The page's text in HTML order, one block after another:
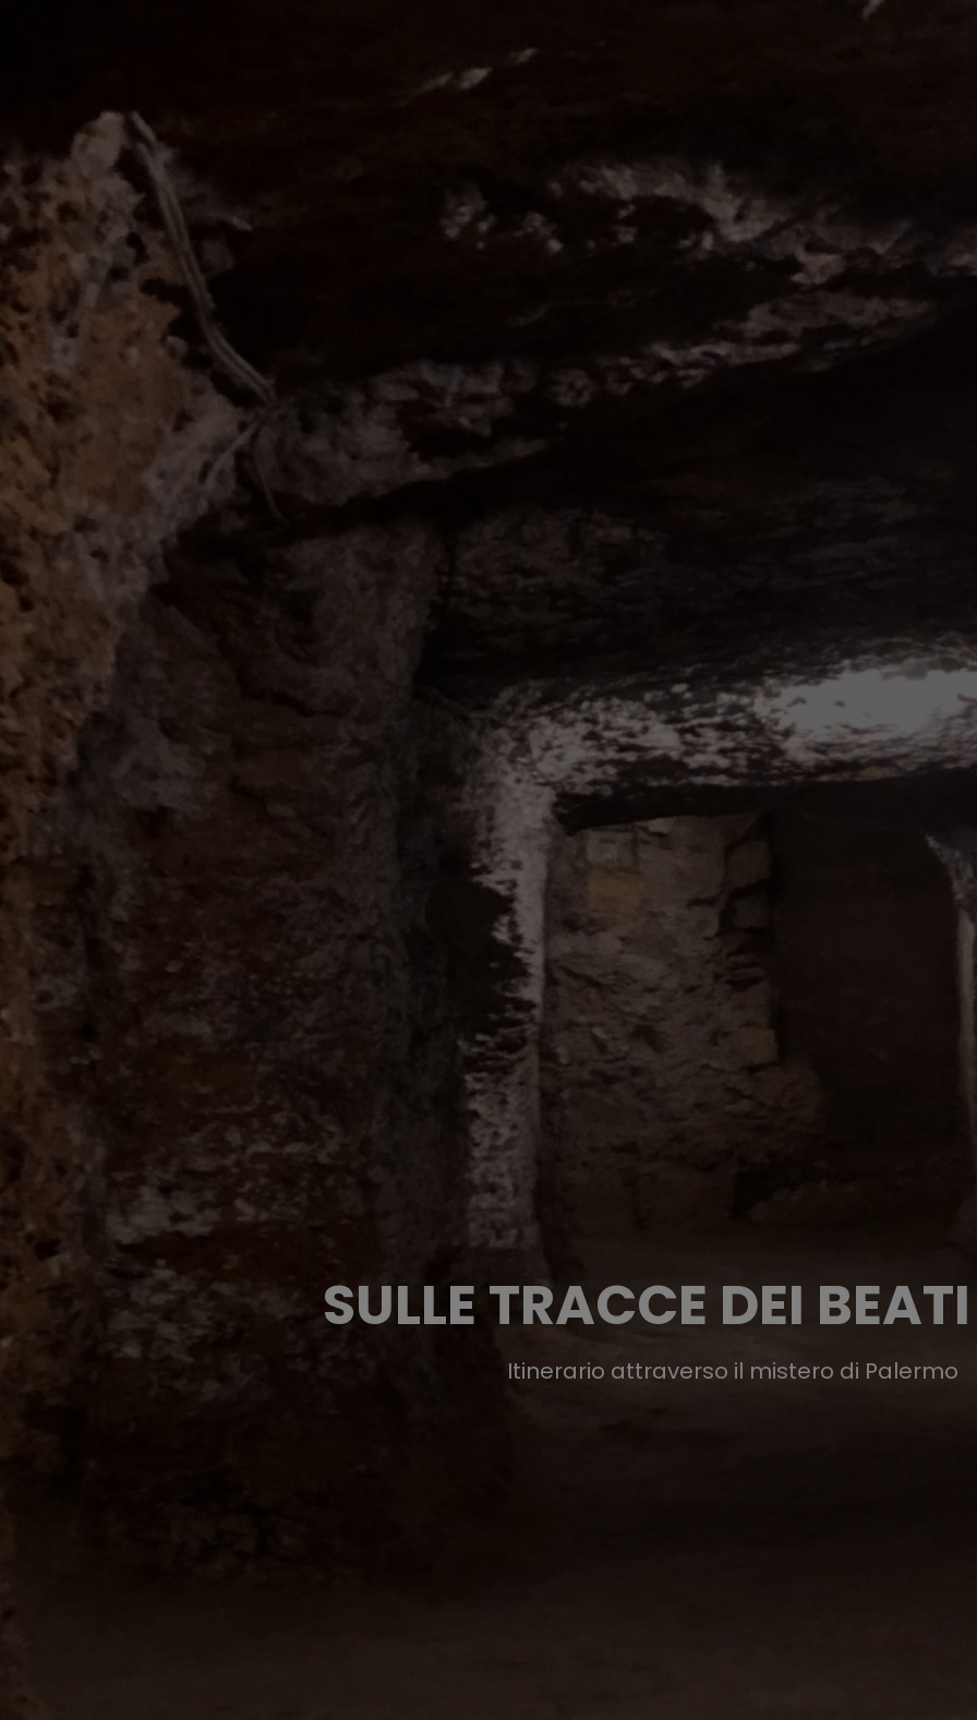
SULLE TRACCE DEI
Itinerario attraverso il mistero di Palermo